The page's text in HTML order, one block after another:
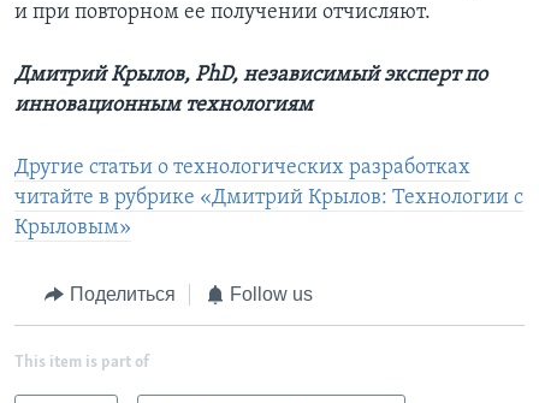
и при повторном ее получении отчисляют.
Дмитрий Крылов, PhD, независимый эксперт по
инновационным технологиям
Другие статьи о технологических разработках
читайте в рубрике «Дмитрий Крылов: Технологии с
Крыловым»
Поделиться Follow us
This item is part of